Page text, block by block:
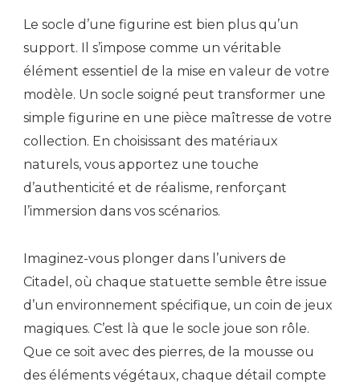
Le socle d’une figurine est bien plus qu’un
support. Il s’impose comme un véritable
élément essentiel de la mise en valeur de votre
modèle. Un socle soigné peut transformer une
simple figurine en une pièce maîtresse de votre
collection. En choisissant des matériaux
naturels, vous apportez une touche
d’authenticité et de réalisme, renforçant
l’immersion dans vos scénarios.
Imaginez-vous plonger dans l’univers de
Citadel, où chaque statuette semble être issue
d’un environnement spécifique, un coin de jeux
magiques. C’est là que le socle joue son rôle.
Que ce soit avec des pierres, de la mousse ou
des éléments végétaux, chaque détail compte